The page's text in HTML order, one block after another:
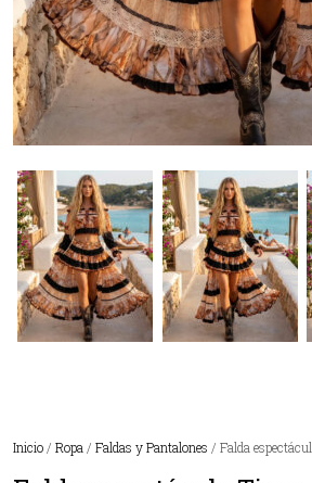
Inicio / Ropa / Faldas y Pantalones / Falda